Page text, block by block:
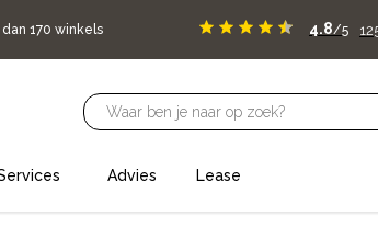
dan 170 winkels 4.8/5
Advies Lease